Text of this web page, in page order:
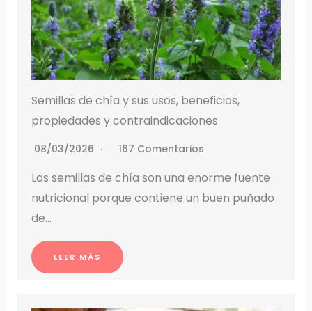
Semillas de chía y sus usos, beneficios,
propiedades y contraindicaciones
08/03/2026 167 Comentarios
Las semillas de chía son una enorme fuente
nutricional porque contiene un buen puñado
de…
LEER MÁS